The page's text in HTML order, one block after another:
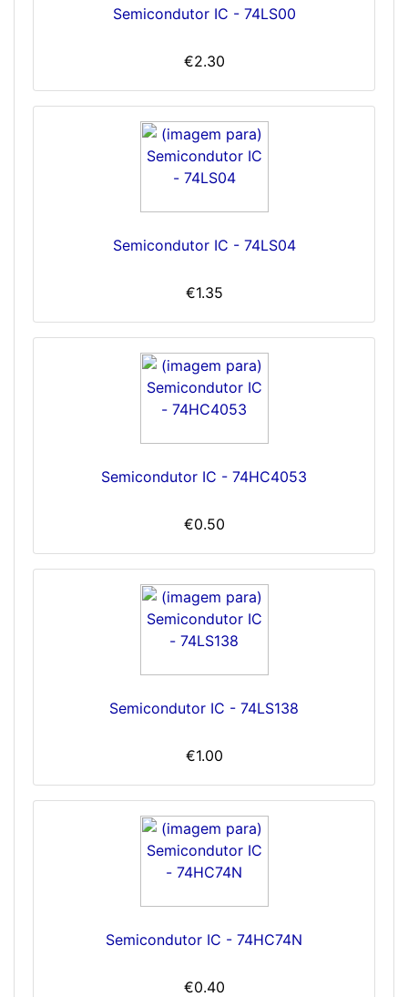
Semicondutor IC - 74LS00
€2.30
Semicondutor IC - 74LS04
€1.35
Semicondutor IC - 74HC4053
€0.50
Semicondutor IC - 74LS138
€1.00
Semicondutor IC - 74HC74N
€0.40